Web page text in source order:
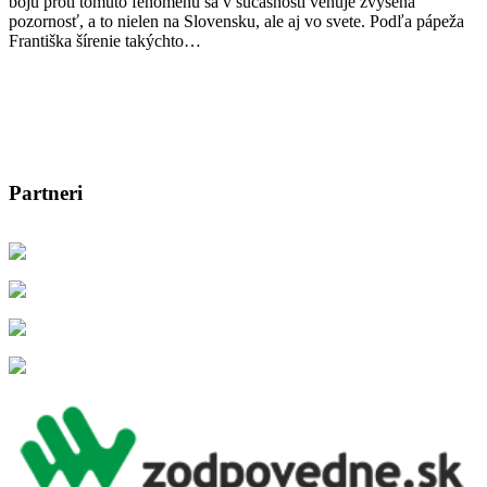
pozornosť, a to nielen na Slovensku, ale aj vo svete. Podľa pápeža
Františka šírenie takýchto…
Partneri